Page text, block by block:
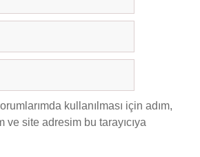
kullanılması için adım,
ve site adresim bu tarayıcıya